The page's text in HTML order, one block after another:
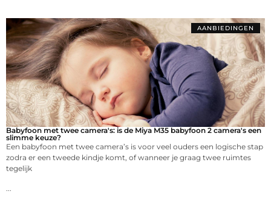
AANBIEDINGEN
Babyfoon met twee camera's: is de Miya M35 babyfoon 2 camera's een
slimme keuze?
Een babyfoon met twee camera’s is voor veel ouders een logische stap
zodra er een tweede kindje komt, of wanneer je graag twee ruimtes
tegelijk